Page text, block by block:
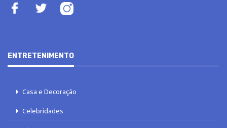
ENTRETENIMENTO
Casa e Decoração
Celebridades